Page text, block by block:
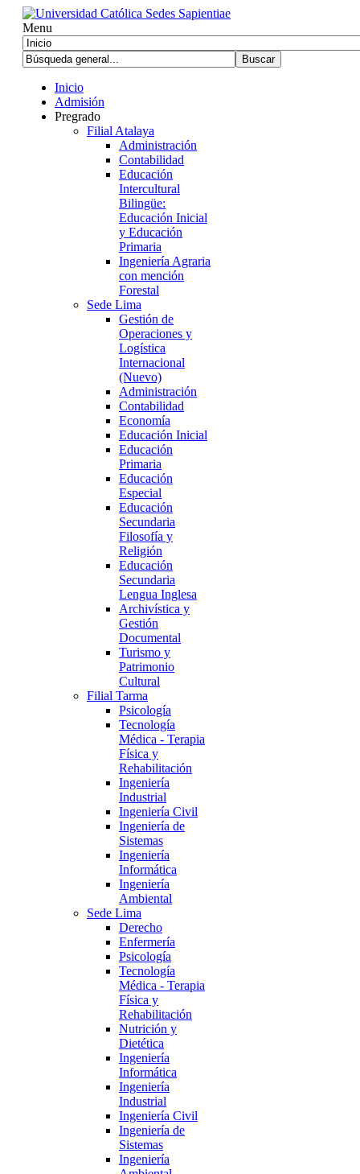
Menu
Inicio
Admisión
Pregrado
Filial Atalaya
Administración
Contabilidad
Educación
Intercultural
Bilingüe:
Educación Inicial
y Educación
Primaria
Ingeniería Agraria
con mención
Forestal
Sede Lima
Gestión de
Operaciones y
Logística
Internacional
(Nuevo)
Administración
Contabilidad
Economía
Educación Inicial
Educación
Primaria
Educación
Especial
Educación
Secundaria
Filosofía y
Religión
Educación
Secundaria
Lengua Inglesa
Archivística y
Gestión
Documental
Turismo y
Patrimonio
Cultural
Filial Tarma
Psicología
Tecnología
Médica - Terapia
Física y
Rehabilitación
Ingeniería
Industrial
Ingeniería Civil
Ingeniería de
Sistemas
Ingeniería
Informática
Ingeniería
Ambiental
Sede Lima
Derecho
Enfermería
Psicología
Tecnología
Médica - Terapia
Física y
Rehabilitación
Nutrición y
Dietética
Ingeniería
Informática
Ingeniería
Industrial
Ingeniería Civil
Ingeniería de
Sistemas
Ingeniería